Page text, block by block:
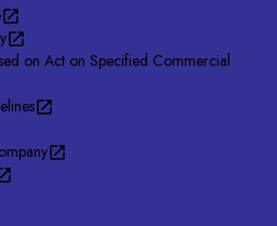
on Act on Specified Commercial